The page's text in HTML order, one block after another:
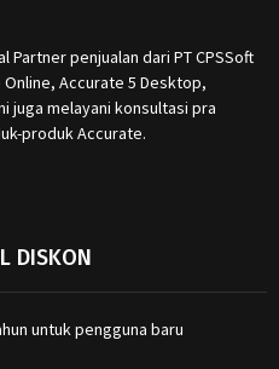
Partner penjualan dari PT CPSSoft
Accurate 5 Desktop,
juga melayani konsultasi pra
produk Accurate.
DISKON